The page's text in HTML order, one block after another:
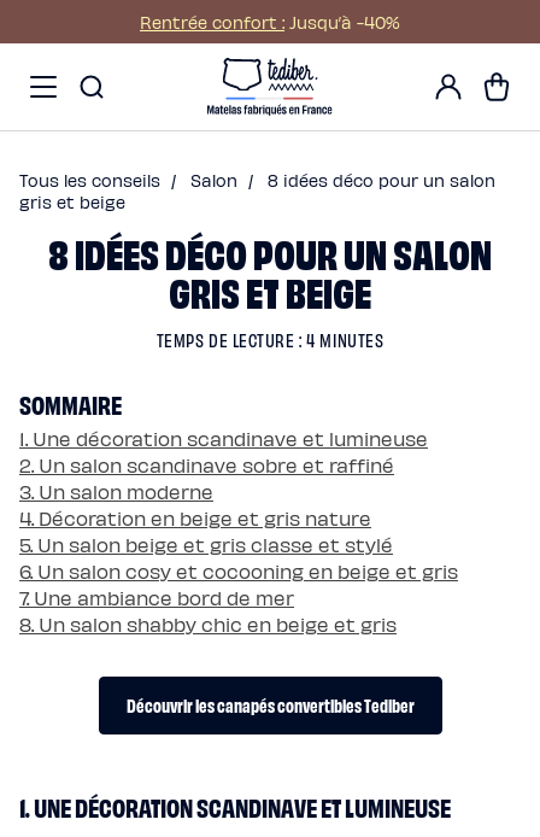
contenu
Rentrée confort : Jusqu’à -40%
menu
Pack
Matelas
Matelas
Matelas
Matelas
Hybride
Infinite
Signature
Matelas
Offres
Pack
Pack
Lit
Confort
Pack
Lit
4
Étoiles
Pack
Lit
5
Étoiles
Pack
Lit
tapissier
Sommier
coffre
Mon
comptePanier
Tous les conseils / Salon /
8 idées déco pour un salon
gris et beige
8 IDÉES DÉCO POUR UN SALON
GRIS ET BEIGE
TEMPS DE LECTURE : 4 MINUTES
SOMMAIRE
1. Une décoration scandinave et lumineuse
2. Un salon scandinave sobre et raffiné
3. Un salon moderne
4. Décoration en beige et gris nature
5. Un salon beige et gris classe et stylé
6. Un salon cosy et cocooning en beige et gris
7. Une ambiance bord de mer
8. Un salon shabby chic en beige et gris
Découvrir les canapés convertibles Tediber
1. UNE DÉCORATION SCANDINAVE ET LUMINEUSE